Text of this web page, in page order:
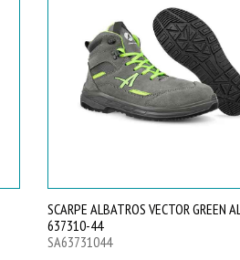
SCARPE ALBATROS VECTOR GREEN
637310-44
SA63731044